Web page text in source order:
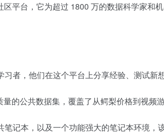
平台，它为超过 1800 万的数据科学家和
者，他们在这个平台上分享经验、测试新
的公共数据集，覆盖了从鳄梨价格到视频
记本，以及一个功能强大的笔记本环境，